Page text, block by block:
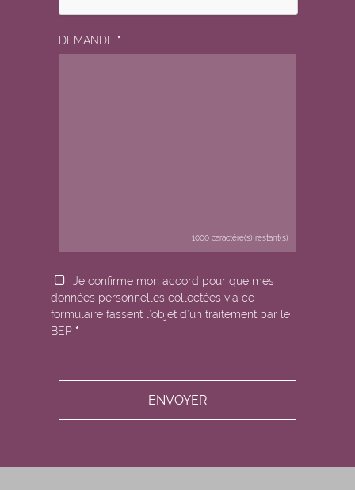
DEMANDE *
1000 caractère(s) restant(s)
Je confirme mon accord pour que mes
données personnelles collectées via ce
formulaire fassent l’objet d’un traitement par le
BEP *